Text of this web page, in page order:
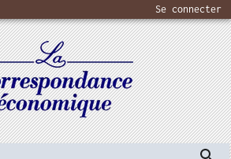
Se connecter